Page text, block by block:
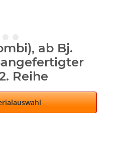
ab Bj.
Reihe